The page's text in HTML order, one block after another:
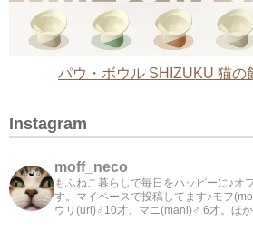
パウ・ボウル SHIZUKU 猫の
Instagram
moff_neco
もふねこ暮らしで毎日をハッピーに♪オ
す。マイペースで投稿してます♪モフ
ウリ(uri)♂10才、マニ(mani)♂ 6才。ほか